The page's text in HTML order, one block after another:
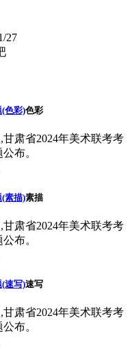
27
(色彩)色彩
肃省2024年美术联考考
布。
(素描)素描
肃省2024年美术联考考
布。
(速写)速写
肃省2024年美术联考考
布。